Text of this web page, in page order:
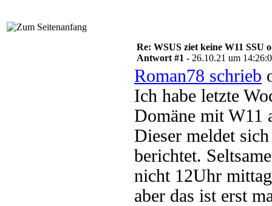
Re: WSUS ziet keine W11 SSU
Antwort #1 - 26.10.21 um
Roman78 schrieb
Ich habe letzte
Domäne mit W11
Dieser meldet
berichtet.
nicht 12Uhr
aber das ist erst